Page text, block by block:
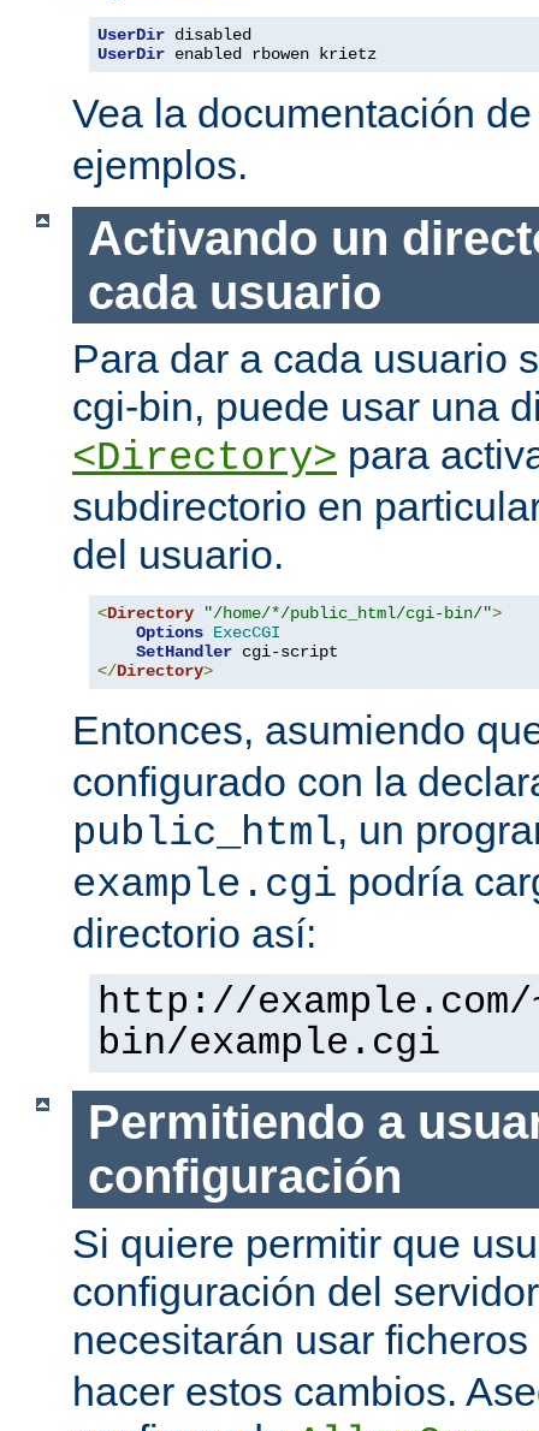
UserDir
UserDir enabled rbowen krietz
Vea la documentación
ejemplos.
Activando un
cada usuario
Para dar a cada usuario
cgi-bin, puede usar una
<Directory> para
subdirectorio en
del usuario.
<Directory "/home/*/public_html/cgi-bin/">
Options ExecCGI
SetHandler
</Directory>
Entonces, asumiendo
configurado con la
public_html, un
example.cgi podría
directorio así:
http://
bin/example.cgi
Permitiendo a
configuración
Si quiere permitir que
configuración del
necesitarán usar ficheros
hacer estos cambios.